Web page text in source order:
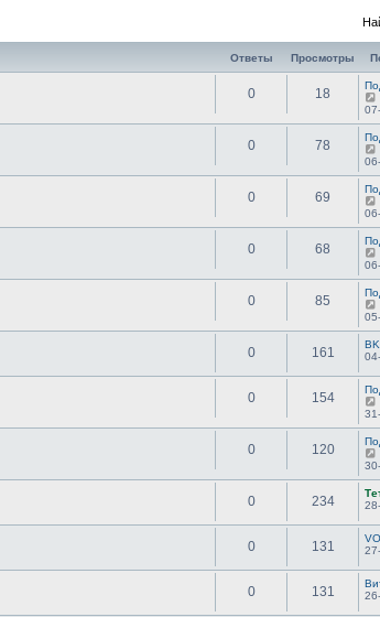
Ответы Просмотры
0 18
0 78
0 69
0 68
0 85
0 161
0 154
0 120
0 234
0 131
0 131